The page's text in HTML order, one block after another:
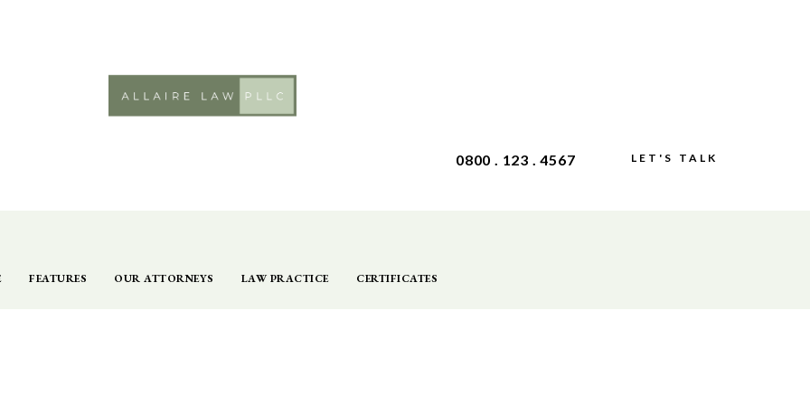
0800 . 123 . 4567 LET'S TALK
FEATURES OUR ATTORNEYS LAW PRACTICE CERTIFICATES